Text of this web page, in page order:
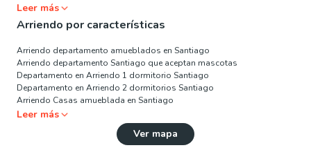
Leer más
Arriendo por características
Arriendo departamento amueblados en Santiago
Arriendo departamento Santiago que aceptan mascotas
Departamento en Arriendo 1 dormitorio Santiago
Departamento en Arriendo 2 dormitorios Santiago
Arriendo Casas amueblada en Santiago
Leer más
Ver mapa